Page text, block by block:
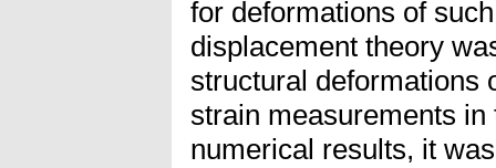
for deformations of
displacement theory
structural deformations
strain measurements in
numerical results, it